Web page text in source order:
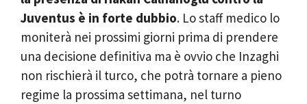
Juventus è in forte dubbio. Lo staff medico lo
moniterà nei prossimi giorni prima di prendere
una decisione definitiva ma è ovvio che Inzaghi
non rischierà il turco, che potrà tornare a pieno
regime la prossima settimana, nel turno